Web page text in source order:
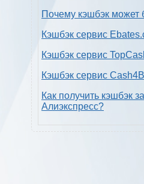
Почему кэшбэк может
Кэшбэк сервис
Кэшбэк сервис
Кэшбэк сервис
Как получить кэшбэк
Алиэкспресс?